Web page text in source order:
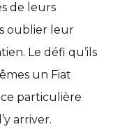
de leurs
oublier leur
Le défi qu’ils
un Fiat
particulière
arriver.